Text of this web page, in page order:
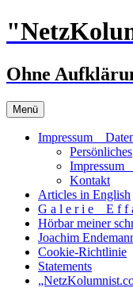
Zum
Inhalt
Ohne
Menü
Impressum _
Persönliches
Impressum
Kontakt
Articles in English
G a l e r i e _ E f f
Hörbar meiner
Joachim
Cookie-Richtlinie
Statements